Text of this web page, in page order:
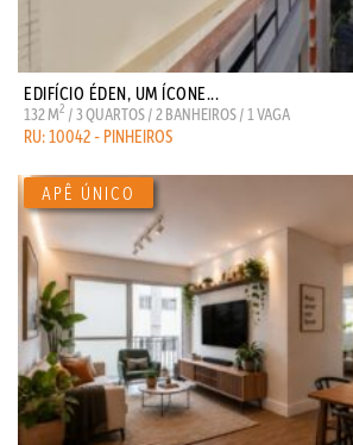
EDIFÍCIO ÉDEN, UM ÍCONE...
132 M2 / 3 QUARTOS / 2 BANHEIROS / 1 VAGA
RU: 10042 - PINHEIROS